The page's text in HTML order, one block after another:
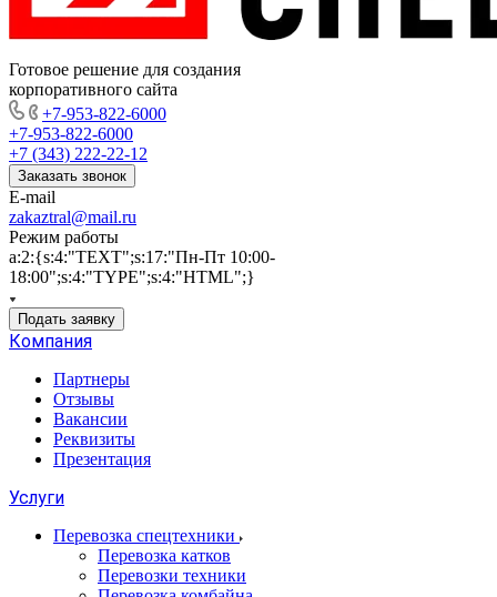
Готовое решение для создания
корпоративного сайта
+7-953-822-6000
+7-953-822-6000
+7 (343) 222-22-12
Заказать звонок
E-mail
zakaztral@mail.ru
Режим работы
a:2:{s:4:"TEXT";s:17:"Пн-Пт 10:00-
18:00";s:4:"TYPE";s:4:"HTML";}
Подать заявку
Компания
Партнеры
Отзывы
Вакансии
Реквизиты
Презентация
Услуги
Перевозка спецтехники
Перевозка катков
Перевозки техники